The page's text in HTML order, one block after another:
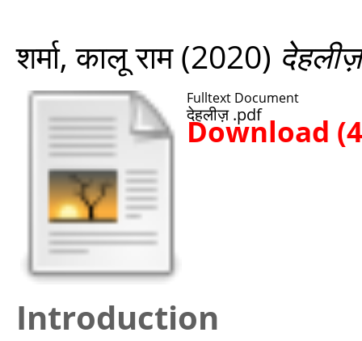
शर्मा, कालू राम(2020) देहलीज़
Fulltext Document
देहलीज़ .pdf
Download
Introduction